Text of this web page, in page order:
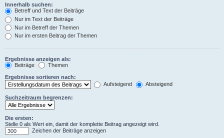
Innerhalb suchen:
Betreff und Text der Beiträge
Nur im Text der Beiträge
Nur im Betreff der Themen
Nur im ersten Beitrag der Themen
Ergebnisse anzeigen als:
Beiträge
Themen
Ergebnisse sortieren nach:
Aufsteigend
Absteigend
Suchzeitraum begrenzen:
Die ersten:
Stelle 0 als Wert ein, damit der komplette Beitrag angezeigt wird.
Zeichen der Beiträge anzeigen